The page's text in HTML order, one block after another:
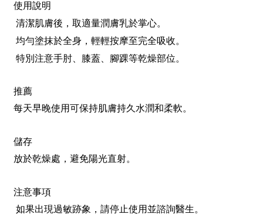
使用說明
清潔肌膚後，取適量潤膚乳於掌心。
均勻塗抹於全身，輕輕按摩至完全吸收。
特別注意手肘、膝蓋、腳踝等乾燥部位。
推薦
每天早晚使用可保持肌膚持久水潤和柔軟。
儲存
放於乾燥處，避免陽光直射。
注意事項
如果出現過敏跡象，請停止使用並諮詢醫生。